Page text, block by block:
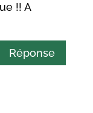
!! A
Réponse